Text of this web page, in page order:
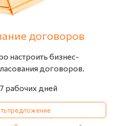
(до 4-х часов);
договоров
настроить бизнес-
договоров.
рабочих дней
предложение